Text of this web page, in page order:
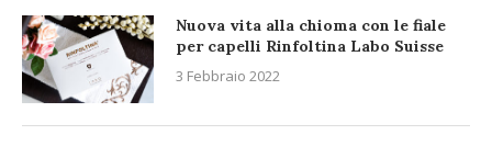
Nuova vita alla chioma con le fiale
per capelli Rinfoltina Labo Suisse
3 Febbraio 2022